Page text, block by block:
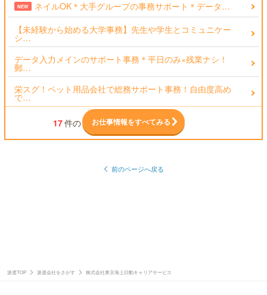
NEW
ネイルOK＊大手グループの事務サポート＊データ…
【未経験から始める大学事務】先生や学生とコミュニケー
シ…
データ入力メインのサポート事務＊平日のみ×残業ナシ！
郵…
栄スグ！ペット用品会社で総務サポート事務！自由度高め
で…
17件の お仕事情報をすべてみる
前のページへ戻る
派遣TOP 派遣会社をさがす 株式会社東京海上日動キャリアサービス